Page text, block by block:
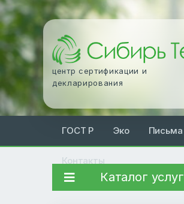
центр сертификации и
декларирования
ГОСТ Р Эко Письма
Контакты
Каталог услуг